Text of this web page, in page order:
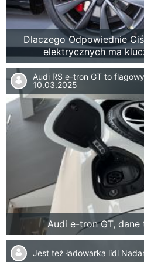
Dlaczego Odpowiednie
elektrycznych ma
Audi RS e-tron GT to
10.03.2025
Audi e-tron GT, dane
Jest też ładowarka lidl